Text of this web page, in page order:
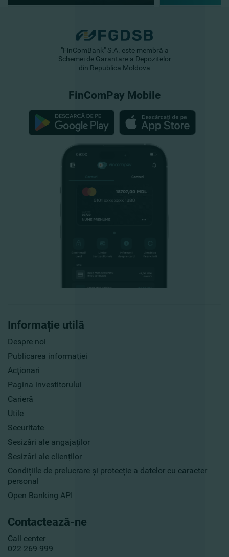
Informație utilă
Despre noi
Publicarea informaţiei
Acţionari
Pagina investitorului
Carieră
Utile
Securitate
Sesizări ale angajaților
Sesizări ale clienților
Condițiile de prelucrare și protecție a datelor cu caracter
personal
Open Banking API
Contactează-ne
Call center
022 269 999
"FinComBank" S.A. este membră a
Schemei de Garantare a Depozitelor
din Republica Moldova
FinComPay Mobile